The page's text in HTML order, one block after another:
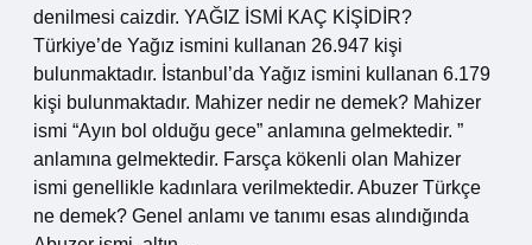
denilmesi caizdir. YAĞIZ İSMİ KAÇ KİŞİDİR?
Türkiye’de Yağız ismini kullanan 26.947 kişi
bulunmaktadır. İstanbul’da Yağız ismini kullanan 6.179
kişi bulunmaktadır. Mahizer nedir ne demek? Mahizer
ismi “Ayın bol olduğu gece” anlamına gelmektedir. ”
anlamına gelmektedir. Farsça kökenli olan Mahizer
ismi genellikle kadınlara verilmektedir. Abuzer Türkçe
ne demek? Genel anlamı ve tanımı esas alındığında